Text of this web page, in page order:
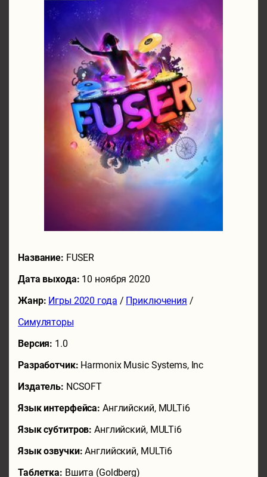
Название: FUSER
Дата выхода: 10 ноября 2020
Жанр: Игры 2020 года / Приключения /
Симуляторы
Версия: 1.0
Разработчик: Harmonix Music Systems, Inc
Издатель: NCSOFT
Язык интерфейса: Английский, MULTi6
Язык субтитров:Английский, MULTi6
Язык озвучки:Английский, MULTi6
Таблетка: Вшита (Goldberg)